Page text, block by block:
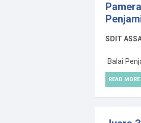
SDIT
Balai
READ MORE